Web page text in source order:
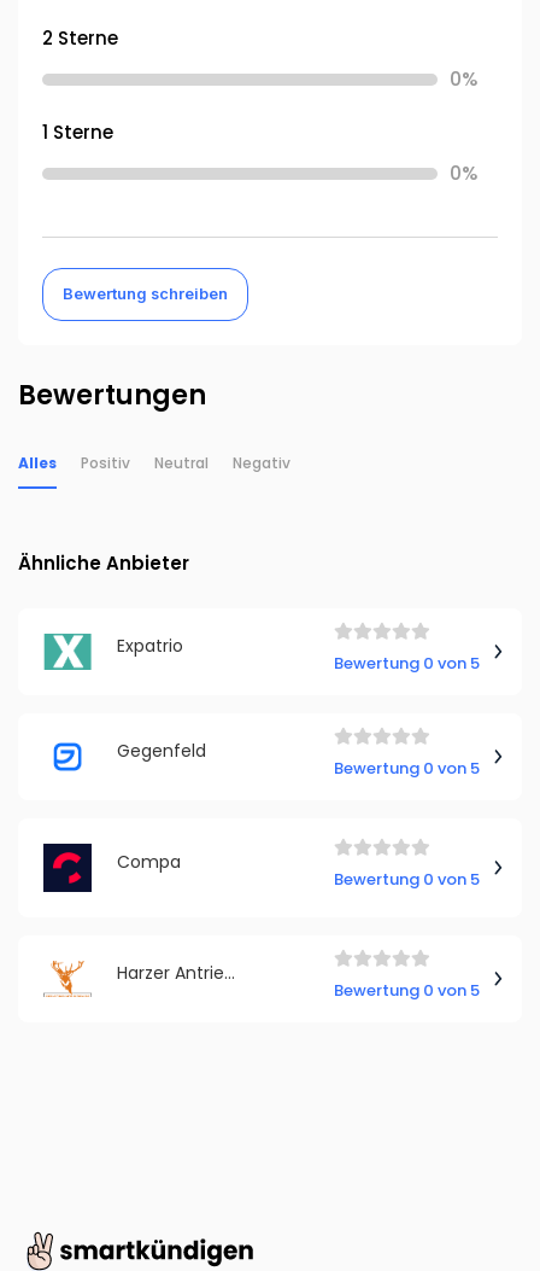
2 Sterne
0%
1 Sterne
0%
Bewertung schreiben
Bewertungen
Alles Positiv Neutral Negativ
Ähnliche Anbieter
Expatrio
Bewertung 0 von 5
Gegenfeld
Bewertung 0 von 5
Compa
Bewertung 0 von 5
Harzer Antriebstechnik GmbH
Bewertung 0 von 5